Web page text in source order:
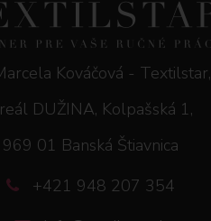
Kováčová - Textilstar,
DUŽINA, Kolpašská 1,
969 01 Banská Štiavnica
+421 948 207 354